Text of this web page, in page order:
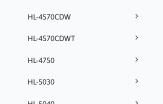
HL-4570CDW
HL-4570CDWT
HL-4750
HL-5030